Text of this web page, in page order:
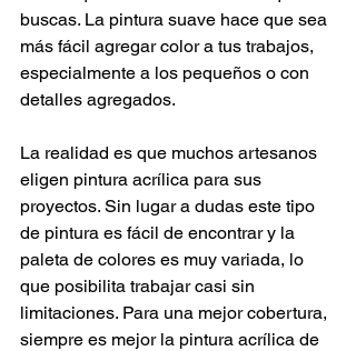
buscas. La pintura suave hace que sea
más fácil agregar color a tus trabajos,
especialmente a los pequeños o con
detalles agregados.
La realidad es que muchos artesanos
eligen pintura acrílica para sus
proyectos. Sin lugar a dudas este tipo
de pintura es fácil de encontrar y la
paleta de colores es muy variada, lo
que posibilita trabajar casi sin
limitaciones. Para una mejor cobertura,
siempre es mejor la pintura acrílica de